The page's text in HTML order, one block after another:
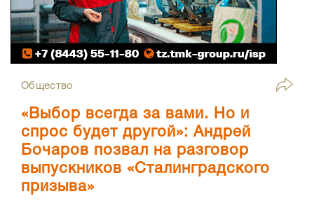
Общество
«Выбор всегда за вами. Но и
спрос будет другой»: Андрей
Бочаров позвал на разговор
выпускников «Сталинградского
призыва»